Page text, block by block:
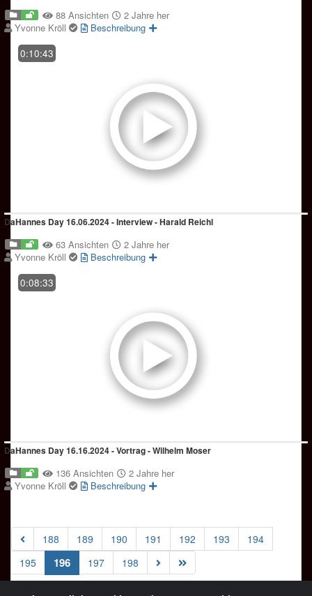
88 Ansichten
2 Jahre her
Yvonne Kröll
Beschreibung
0:10:43
DaHannes Day 16.06.2024 - Interview - Harald Reichl
63 Ansichten
2 Jahre her
Yvonne Kröll
Beschreibung
0:08:33
DaHannes Day 16.16.2024 - Vortrag - Wilhelm Moser
136 Ansichten
2 Jahre her
Yvonne Kröll
Beschreibung
188 189 190 191 192 193
194
195
196(current)
197 198